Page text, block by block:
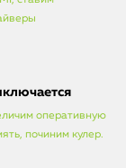
оперативную
починим кулер.